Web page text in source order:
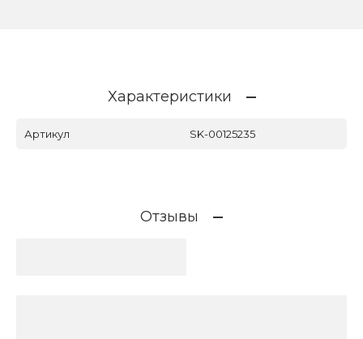
Характеристики
Артикул SK-00125235
Отзывы